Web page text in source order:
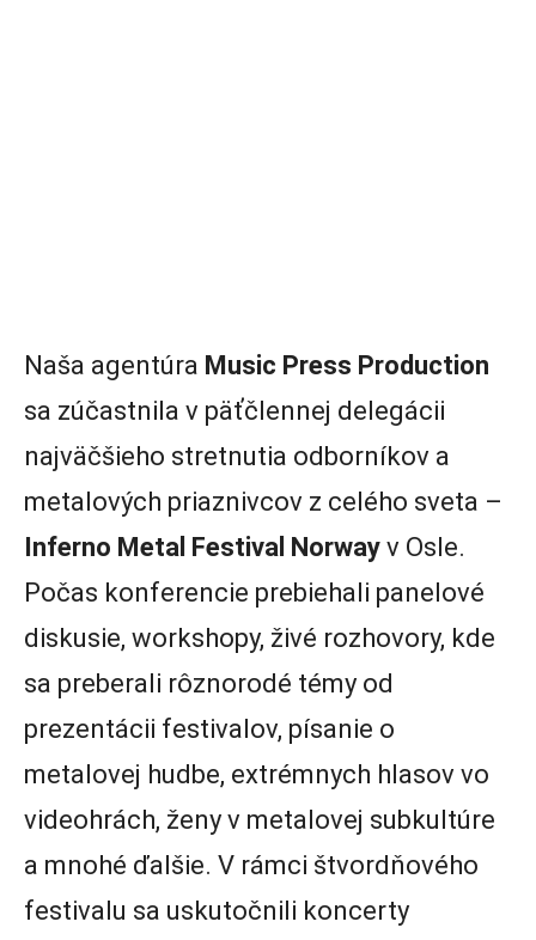
Naša agentúra Music Press Production
sa zúčastnila v päťčlennej delegácii
najväčšieho stretnutia odborníkov a
metalových priaznivcov z celého sveta –
Inferno Metal Festival Norway v Osle.
Počas konferencie prebiehali panelové
diskusie, workshopy, živé rozhovory, kde
sa preberali rôznorodé témy od
prezentácii festivalov, písanie o
metalovej hudbe, extrémnych hlasov vo
videohrách, ženy v metalovej subkultúre
a mnohé ďalšie. V rámci štvordňového
festivalu sa uskutočnili koncerty